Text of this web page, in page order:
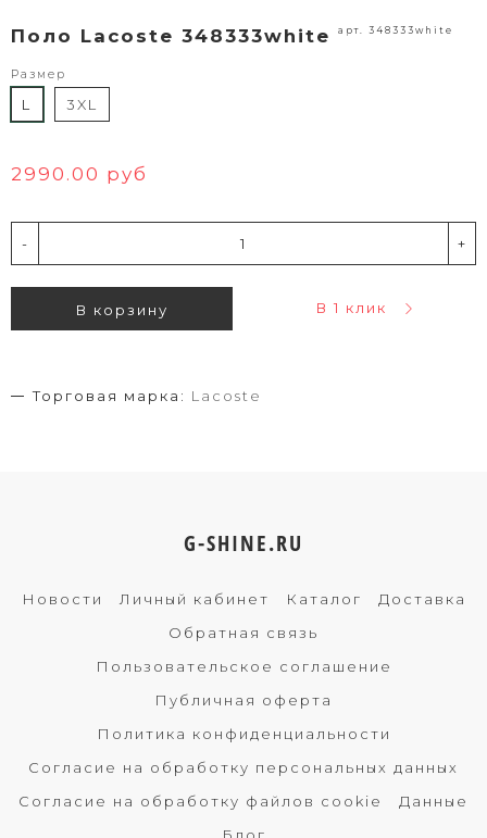
Поло Lacoste 348333white арт. 348333white
Размер
L 3XL
2990.00 руб
- +
В корзину В 1 клик
Торговая марка: Lacoste
G-SHINE.RU
Новости Личный кабинет Каталог
Доставка
Обратная связь
Пользовательское соглашение
Публичная оферта
Политика конфиденциальности
Согласие на обработку персональных данных
Согласие на обработку файлов cookie
Данные